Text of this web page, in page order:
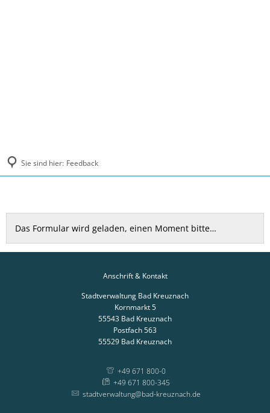
Sie sind hier: Feedback
Feedback
Das Formular wird geladen, einen Moment bitte…
Anschrift & Kontakt
Stadtverwaltung Bad Kreuznach
Kornmarkt 5
55543 Bad Kreuznach
Postfach 563
55529 Bad Kreuznach
+49 671 800-0
+49 671 800-345
stadtverwaltung@bad-kreuznach.de